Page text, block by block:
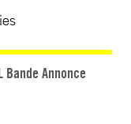
Bande Annonce